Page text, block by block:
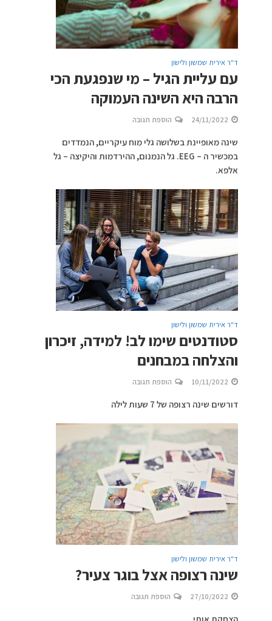
ד"ר אירית שמשון ולישון
עם עליית הגיל – מי שנפגעת הכי
הרבה היא השינה העמוקה
24/11/2022 הוספת תגובה
שינה מאופיינת בשלושה גלי מוח עיקריים, הנמדדים
במכשיר ה – EEG. גל הנמנום, ההירדמות והיקיצה – גל
אלפא.
ד"ר אירית שמשון ולישון
סטודנטים שימו לב! למידה, זיכרון
והצלחה במבחנים
10/11/2022 הוספת תגובה
דורשים שינה רצופה של 7 שעות לילה
ד"ר אירית שמשון ולישון
שינה רצופה אצל בוגר צעיר?
27/10/2022 הוספת תגובה